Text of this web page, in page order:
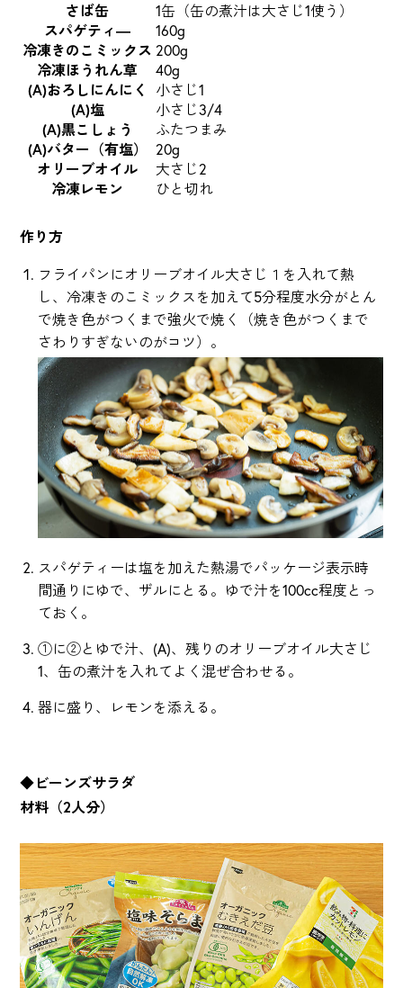
さば缶
1缶（缶の煮汁は大さじ1使う）
スパゲティ―
160g
冷凍きのこミックス 200g
冷凍ほうれん草
40g
(A)おろしにんにく
小さじ1
(A)塩
小さじ3/4
(A)黒こしょう
ふたつまみ
(A)バター（有塩）
20g
オリーブオイル
大さじ2
冷凍レモン
ひと切れ
作り方
フライパンにオリーブオイル大さじ１を入れて熱
し、冷凍きのこミックスを加えて5分程度水分がとん
で焼き色がつくまで強火で焼く（焼き色がつくまで
さわりすぎないのがコツ）。
スパゲティーは塩を加えた熱湯でパッケージ表示時
間通りにゆで、ザルにとる。ゆで汁を100cc程度とっ
ておく。
①に②とゆで汁、(A)、残りのオリーブオイル大さじ
1、缶の煮汁を入れてよく混ぜ合わせる。
器に盛り、レモンを添える。
◆ビーンズサラダ
材料（2人分）